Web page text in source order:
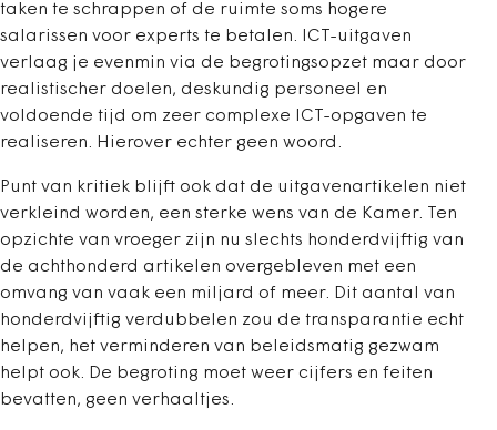
taken te schrappen of de ruimte soms hogere
salarissen voor experts te betalen. ICT-uitgaven
verlaag je evenmin via de begrotingsopzet maar door
realistischer doelen, deskundig personeel en
voldoende tijd om zeer complexe ICT-opgaven te
realiseren. Hierover echter geen woord.
Punt van kritiek blijft ook dat de uitgavenartikelen niet
verkleind worden, een sterke wens van de Kamer. Ten
opzichte van vroeger zijn nu slechts honderdvijftig van
de achthonderd artikelen overgebleven met een
omvang van vaak een miljard of meer. Dit aantal van
honderdvijftig verdubbelen zou de transparantie echt
helpen, het verminderen van beleidsmatig gezwam
helpt ook. De begroting moet weer cijfers en feiten
bevatten, geen verhaaltjes.